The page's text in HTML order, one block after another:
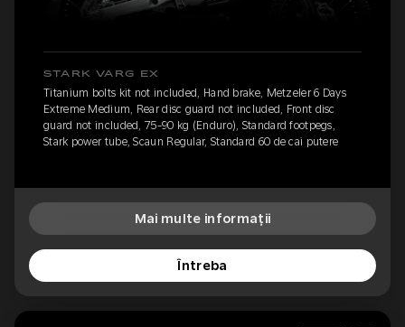
STARK VARG EX
Titanium bolts kit not included, Hand brake, Metzeler 6 Days
Extreme Medium, Rear disc guard not included, Front disc
guard not included, 75-90 kg (Enduro), Standard footpegs,
Stark power tube, Scaun Regular, Standard 60 de cai putere
Mai multe informații
Întreba